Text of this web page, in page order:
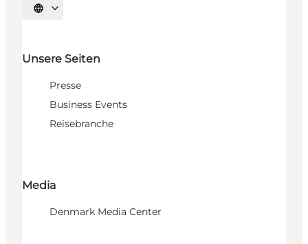
Sprache auswählen
Unsere Seiten
Presse
Business Events
Reisebranche
Media
Denmark Media Center